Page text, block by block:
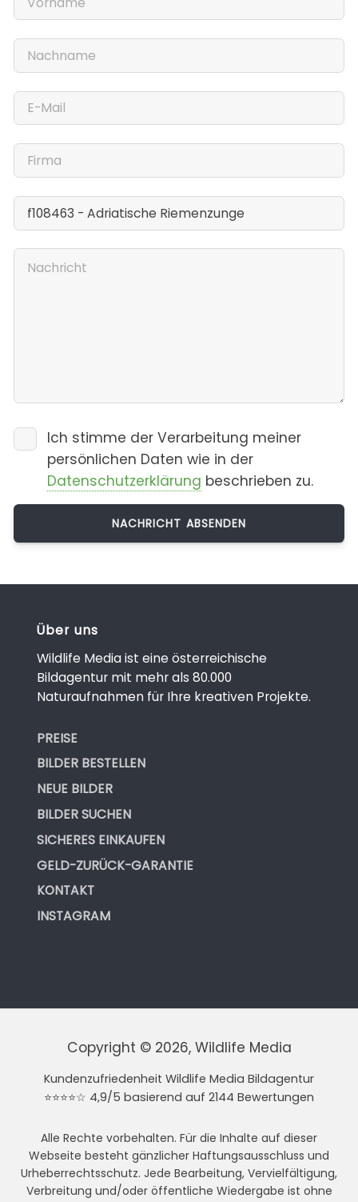
Ich stimme der Verarbeitung meiner
persönlichen Daten wie in der
Datenschutzerklärung beschrieben zu.
Über uns
Wildlife Media ist eine österreichische
Bildagentur mit mehr als 80.000
Naturaufnahmen für Ihre kreativen Projekte.
PREISE
BILDER BESTELLEN
NEUE BILDER
BILDER SUCHEN
SICHERES EINKAUFEN
GELD-ZURÜCK-GARANTIE
KONTAKT
INSTAGRAM
Copyright © 2026, Wildlife Media
Kundenzufriedenheit Wildlife Media Bildagentur
⭐⭐⭐⭐☆ 4,9/5 basierend auf 2144 Bewertungen
Alle Rechte vorbehalten. Für die Inhalte auf dieser
Webseite besteht gänzlicher Haftungsausschluss und
Urheberrechtsschutz. Jede Bearbeitung, Vervielfältigung,
Verbreitung und/oder öffentliche Wiedergabe ist ohne